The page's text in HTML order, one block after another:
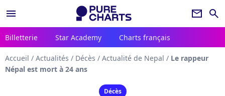
menu newsletter search
Billetterie Star Academy Charts français
Accueil / Actualités / Décès / Actualité de Nepal / Le rappeur
Népal est mort à 24 ans
Décès